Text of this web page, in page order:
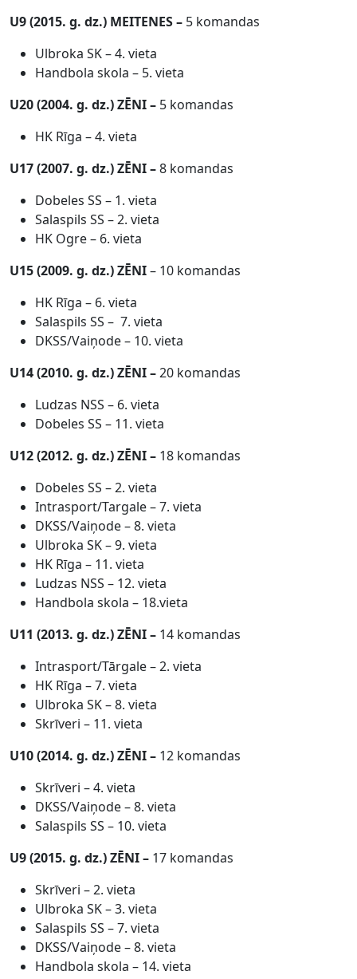
U9 (2015. g. dz.) MEITENES– 5 komandas
Ulbroka SK – 4. vieta
Handbola skola – 5. vieta
U20 (2004. g. dz.) ZĒNI – 5 komandas
HK Rīga – 4. vieta
U17 (2007. g. dz.) ZĒNI–8 komandas
Dobeles SS – 1. vieta
Salaspils SS – 2. vieta
HK Ogre – 6. vieta
U15 (2009. g. dz.)ZĒNI– 10 komandas
HK Rīga – 6. vieta
Salaspils SS – 7. vieta
DKSS/Vaiņode – 10. vieta
U14 (2010. g. dz.)ZĒNI–20 komandas
Ludzas NSS – 6. vieta
Dobeles SS – 11. vieta
U12 (2012. g. dz.)ZĒNI– 18 komandas
Dobeles SS – 2. vieta
Intrasport/Targale – 7. vieta
DKSS/Vaiņode – 8. vieta
Ulbroka SK – 9. vieta
HK Rīga – 11. vieta
Ludzas NSS – 12. vieta
Handbola skola – 18.vieta
U11 (2013. g. dz.)ZĒNI– 14 komandas
Intrasport/Tārgale – 2. vieta
HK Rīga – 7. vieta
Ulbroka SK – 8. vieta
Skrīveri – 11. vieta
U10 (2014. g. dz.)ZĒNI– 12 komandas
Skrīveri – 4. vieta
DKSS/Vaiņode – 8. vieta
Salaspils SS – 10. vieta
U9 (2015. g. dz.)ZĒNI– 17 komandas
Skrīveri – 2. vieta
Ulbroka SK – 3. vieta
Salaspils SS – 7. vieta
DKSS/Vaiņode – 8. vieta
Handbola skola – 14. vieta